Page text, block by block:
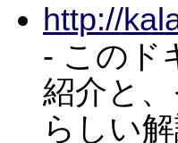
http://
- このド
紹介と
らしい